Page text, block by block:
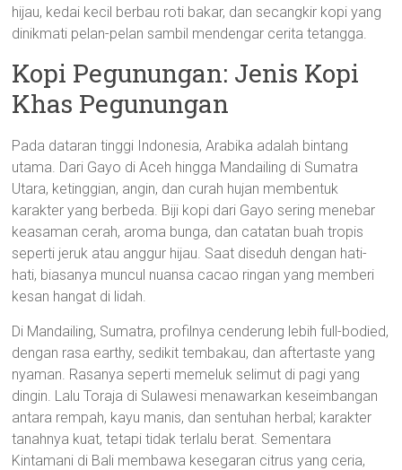
hijau, kedai kecil berbau roti bakar, dan secangkir kopi yang
dinikmati pelan-pelan sambil mendengar cerita tetangga.
Kopi Pegunungan: Jenis Kopi
Khas Pegunungan
Pada dataran tinggi Indonesia, Arabika adalah bintang
utama. Dari Gayo di Aceh hingga Mandailing di Sumatra
Utara, ketinggian, angin, dan curah hujan membentuk
karakter yang berbeda. Biji kopi dari Gayo sering menebar
keasaman cerah, aroma bunga, dan catatan buah tropis
seperti jeruk atau anggur hijau. Saat diseduh dengan hati-
hati, biasanya muncul nuansa cacao ringan yang memberi
kesan hangat di lidah.
Di Mandailing, Sumatra, profilnya cenderung lebih full-bodied,
dengan rasa earthy, sedikit tembakau, dan aftertaste yang
nyaman. Rasanya seperti memeluk selimut di pagi yang
dingin. Lalu Toraja di Sulawesi menawarkan keseimbangan
antara rempah, kayu manis, dan sentuhan herbal; karakter
tanahnya kuat, tetapi tidak terlalu berat. Sementara
Kintamani di Bali membawa kesegaran citrus yang ceria,